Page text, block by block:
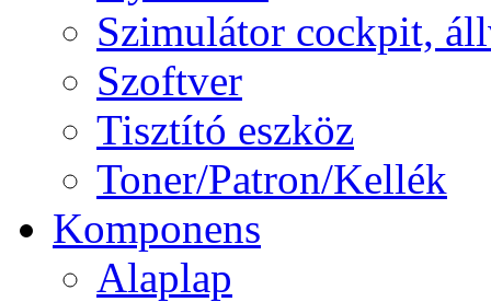
Szimulátor cockpit,
Szoftver
Tisztító eszköz
Toner/Patron/Kellék
Komponens
Alaplap